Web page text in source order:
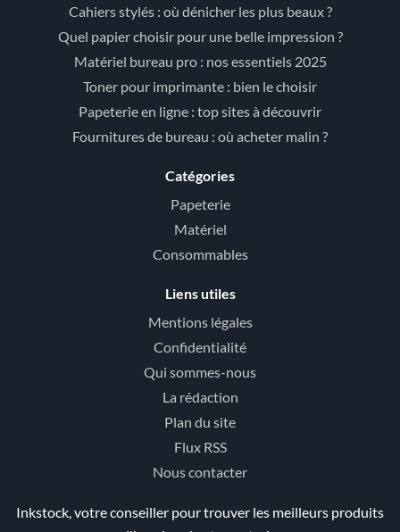
Cahiers stylés : où dénicher les plus beaux ?
Quel papier choisir pour une belle impression ?
Matériel bureau pro : nos essentiels 2025
Toner pour imprimante : bien le choisir
Papeterie en ligne : top sites à découvrir
Fournitures de bureau : où acheter malin ?
Catégories
Papeterie
Matériel
Consommables
Liens utiles
Mentions légales
Confidentialité
Qui sommes-nous
La rédaction
Plan du site
Flux RSS
Nous contacter
Inkstock, votre conseiller pour trouver les meilleurs produits